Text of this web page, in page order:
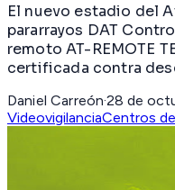
El nuevo estadio del
pararrayos DAT
remoto AT-REMOTE
certificada contra
Daniel Carreón·28 de
VideovigilanciaCentros